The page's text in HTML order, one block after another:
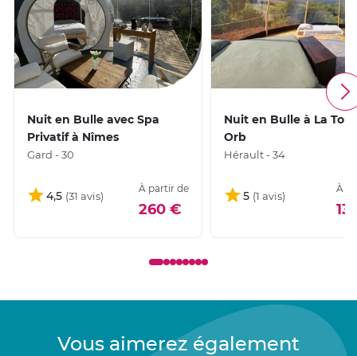
Nuit en Bulle avec Spa
Privatif à Nîmes
Gard - 30
4,5
À partir de
260 €
Nuit en Bulle à La
Orb
Hérault - 34
5
À
Vous aimerez également